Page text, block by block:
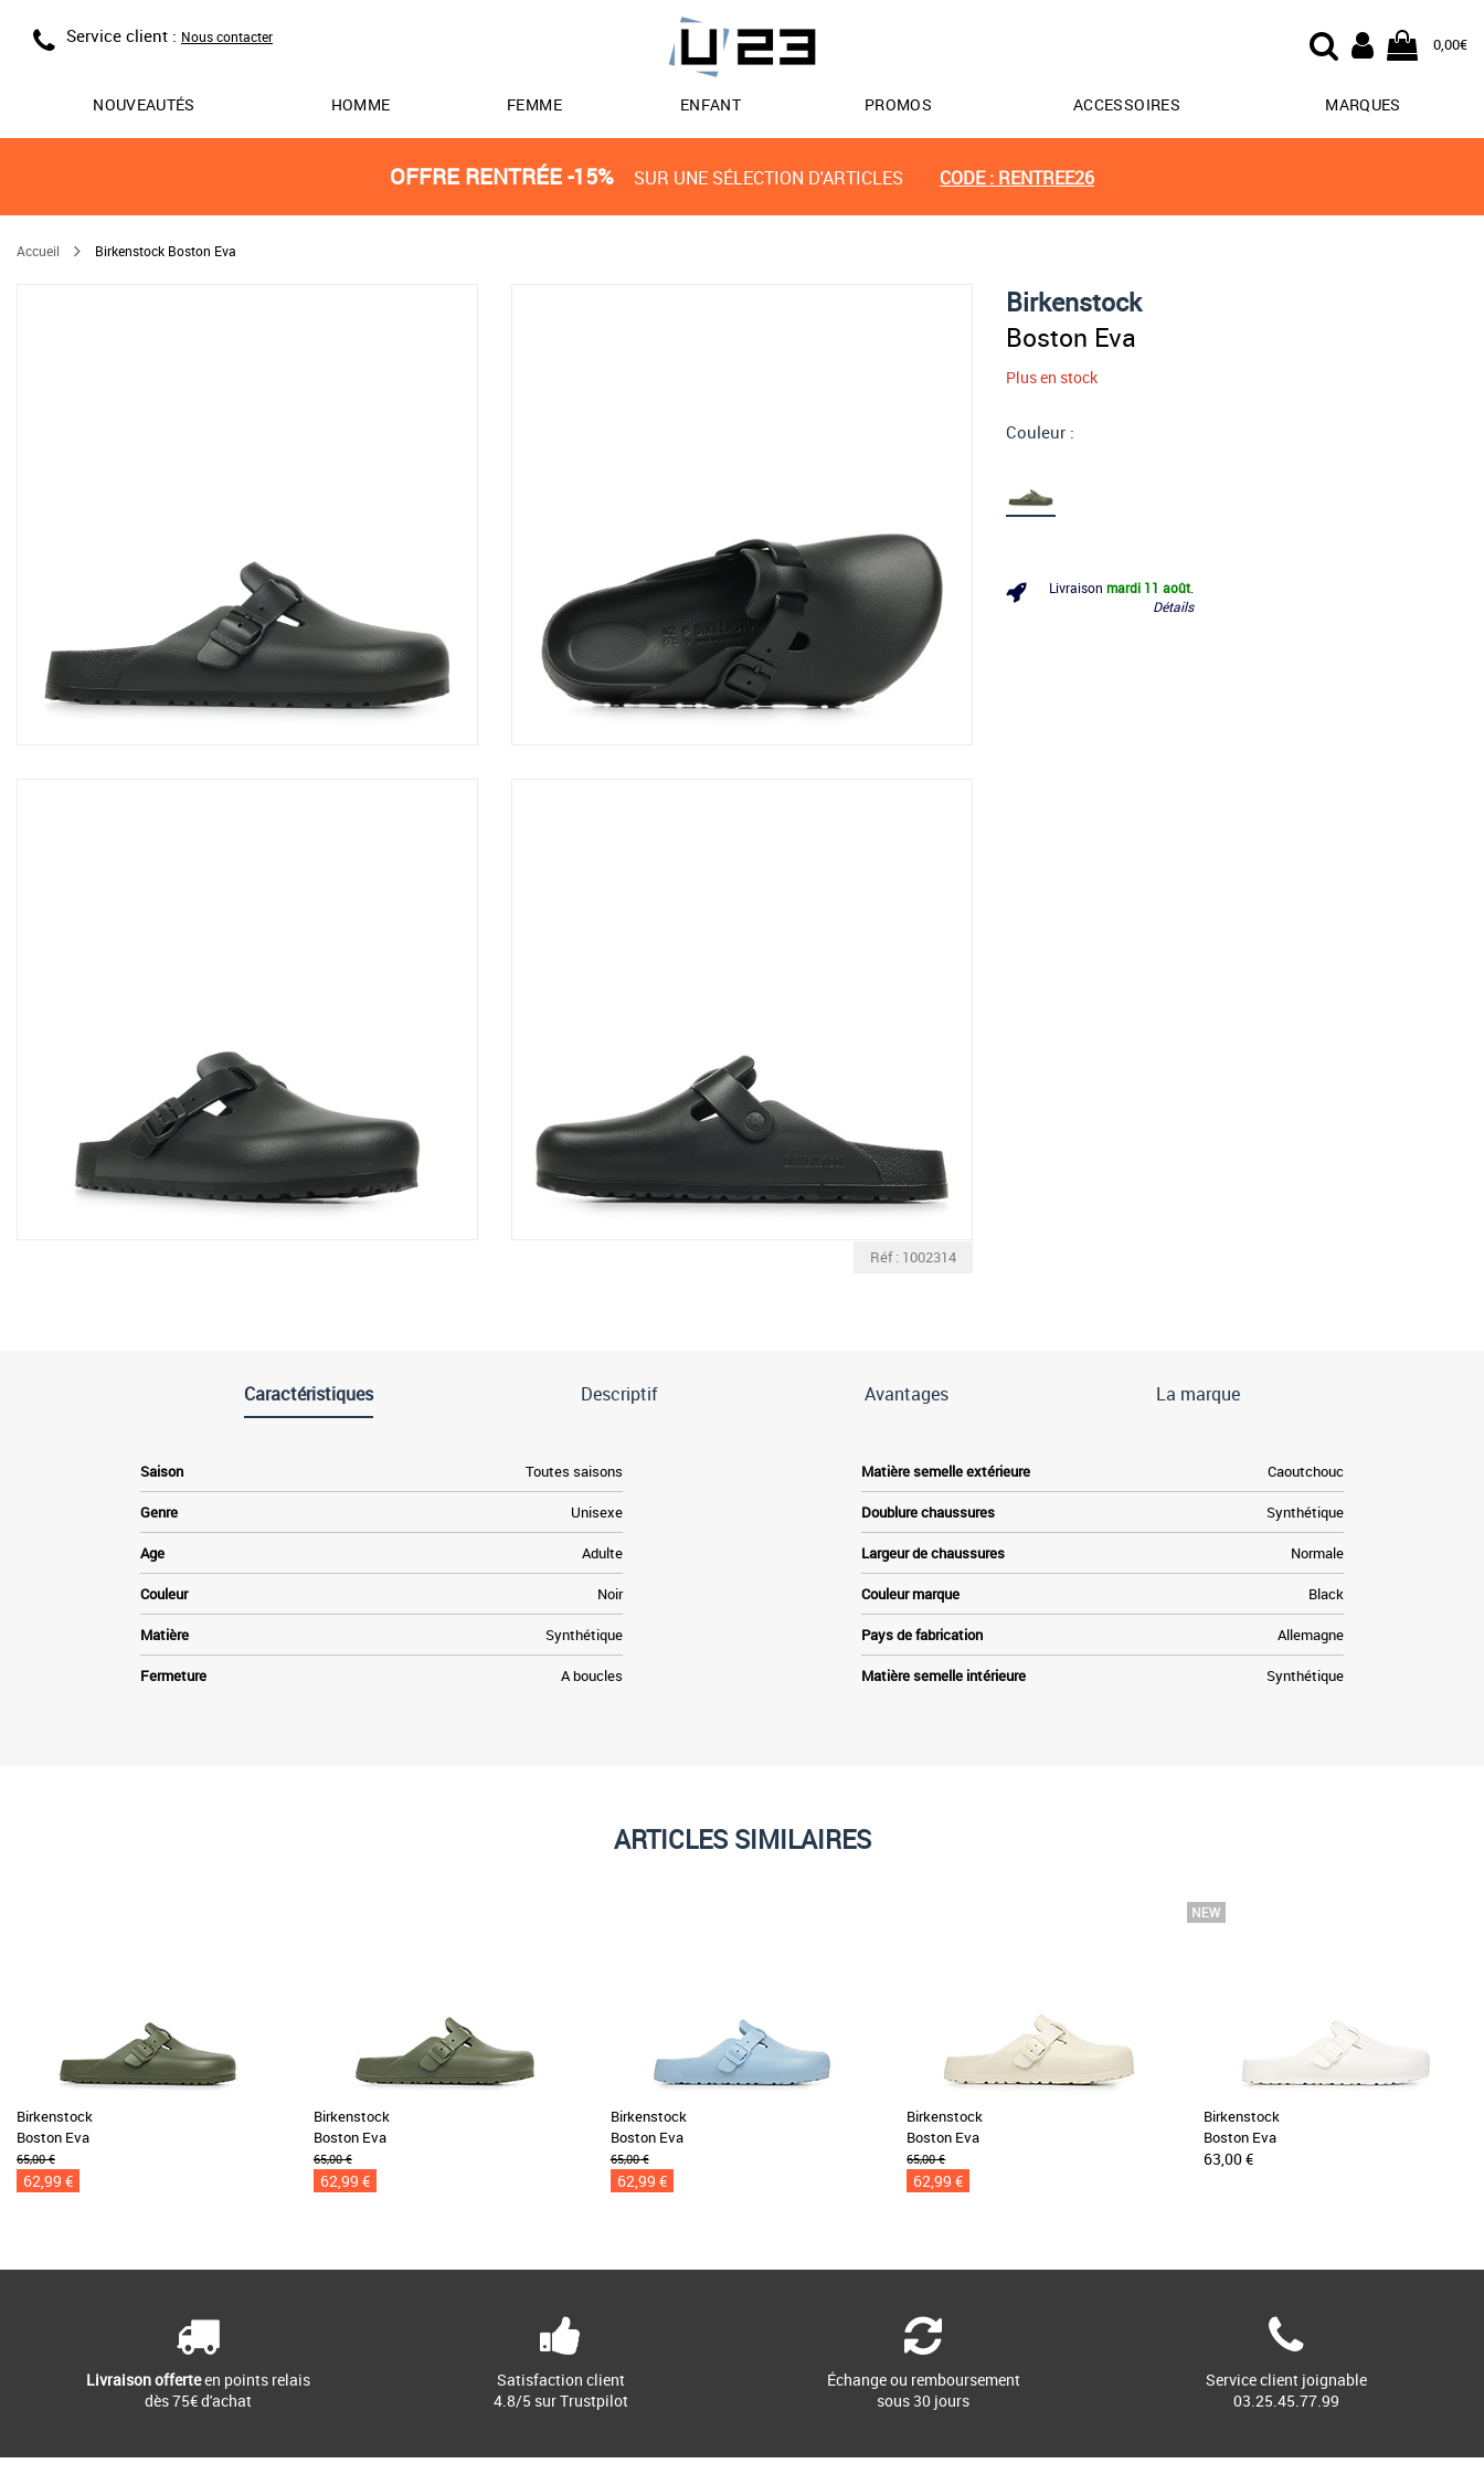
Service client : Nous contacter 0,00€
NOUVEAUTÉS HOMME FEMME ENFANT PROMOS ACCESSOIRES MARQUES
OFFRE RENTRÉE -15% SUR UNE SÉLECTION D'ARTICLES CODE : RENTREE26
Accueil Birkenstock Boston Eva
Réf : 1002314
Birkenstock
Boston Eva
Plus en stock
Couleur :
Livraison mardi 11 août
Détails
Caractéristiques Descriptif Avantages La marque
Saison Toutes saisons
Genre Unisexe
Age Adulte
Couleur Noir
Matière Synthétique
Fermeture A boucles
Matière semelle extérieure Caoutchouc
Doublure chaussures Synthétique
Largeur de chaussures Normale
Couleur marque Black
Pays de fabrication Allemagne
Matière semelle intérieure Synthétique
ARTICLES SIMILAIRES
Birkenstock
Boston Eva
65,00 €
62,99 €
Birkenstock
Boston Eva
65,00 €
62,99 €
Birkenstock
Boston Eva
65,00 €
62,99 €
Birkenstock
Boston Eva
65,00 €
62,99 €
Birkenstock
Boston Eva
63,00 €
Livraison offerteen points relais
dès 75€ d'achat
Satisfaction client
4.8/5 sur Trustpilot
Échange ou remboursement
sous 30 jours
Service client joignable
03.25.45.77.99